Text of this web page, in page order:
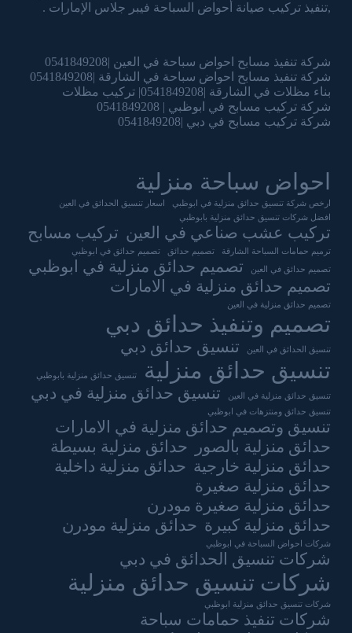
,تنفيذ تركيب صيانة أحواض السباحة فيبر جلاس الإمارات .
شركة تنفيذ مسابح احواض سباحة في العين |0541849208
شركة تنفيذ مسابح احواض سباحة في الشارقة |0541849208
بناء مظلات في الشارقة |0541849208| تركيب مظلات
شركة تركيب مسابح في ابوظبي | 0541849208
شركة تركيب مسابح في دبي |0541849208
احواض سباحة منزلية
ارخص شركة تنسيق حدائق منزلية في ابوظبي
اسعار تنسيق الحدائق في العين
افضل شركات تنسيق حدائق منزلية بابوظبي
تركيب عشب صناعي في العين تركيب مسابح
ترميم حمامات السباحة الشارقة تصميم حدائق تصميم حدائق في ابوظبي
تصميم حدائق في العين
تصميم حدائق منزلية في ابوظبي
تصميم حدائق منزلية في الامارات
تصميم حدائق منزلية في العين
تصميم وتنفيذ حدائق دبي
تنسيق الحدائق في العين تنسيق حدائق دبي
تنسيق حدائق منزلية تنسيق حدائق منزلية بابوظبي
تنسيق حدائق منزلية في العين تنسيق حدائق منزلية في دبي
تنسيق حدائق ومنتزهات في ابوظبي
تنسيق وتصميم حدائق منزلية في الامارات
حدائق منزلية بالصور
حدائق منزلية بسيطة
حدائق منزلية خارجية حدائق منزلية داخلية
حدائق منزلية صغيرة
حدائق منزلية صغيرة مودرن
حدائق منزلية كبيرة حدائق منزلية مودرن
شركات احواض السباحة في ابوظبي
شركات تنسيق الحدائق في دبي
شركات تنسيق حدائق منزلية
شركات تنسيق حدائق منزلية ابوظبي
شركات تنفيذ حمامات سباحة